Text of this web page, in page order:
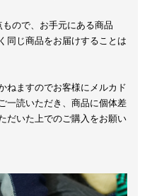
ので、お手元にある商品
同じ商品をお届けすることは
ねますのでお客様にメルカド
一読いただき、商品に個体差
だいた上でのご購入をお願い